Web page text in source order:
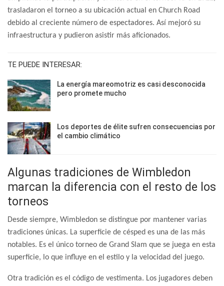
trasladaron el torneo a su ubicación actual en Church Road
debido al creciente número de espectadores. Así mejoró su
infraestructura y pudieron asistir más aficionados.
TE PUEDE INTERESAR:
La energía mareomotriz es casi desconocida
pero promete mucho
Los deportes de élite sufren consecuencias por
el cambio climático
Algunas tradiciones de Wimbledon
marcan la diferencia con el resto de los
torneos
Desde siempre, Wimbledon se distingue por mantener varias
tradiciones únicas. La superficie de césped es una de las más
notables. Es el único torneo de Grand Slam que se juega en esta
superficie, lo que influye en el estilo y la velocidad del juego.
Otra tradición es el código de vestimenta. Los jugadores deben